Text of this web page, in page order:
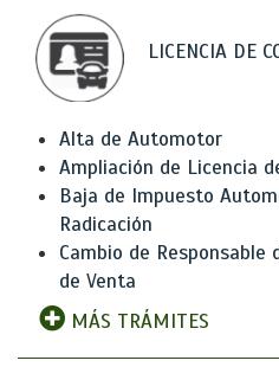
LICENCIA DE
Alta de Automotor
Ampliación de Licencia
Baja de Impuesto
Radicación
Cambio de Responsable
de Venta
MÁS TRÁMITES